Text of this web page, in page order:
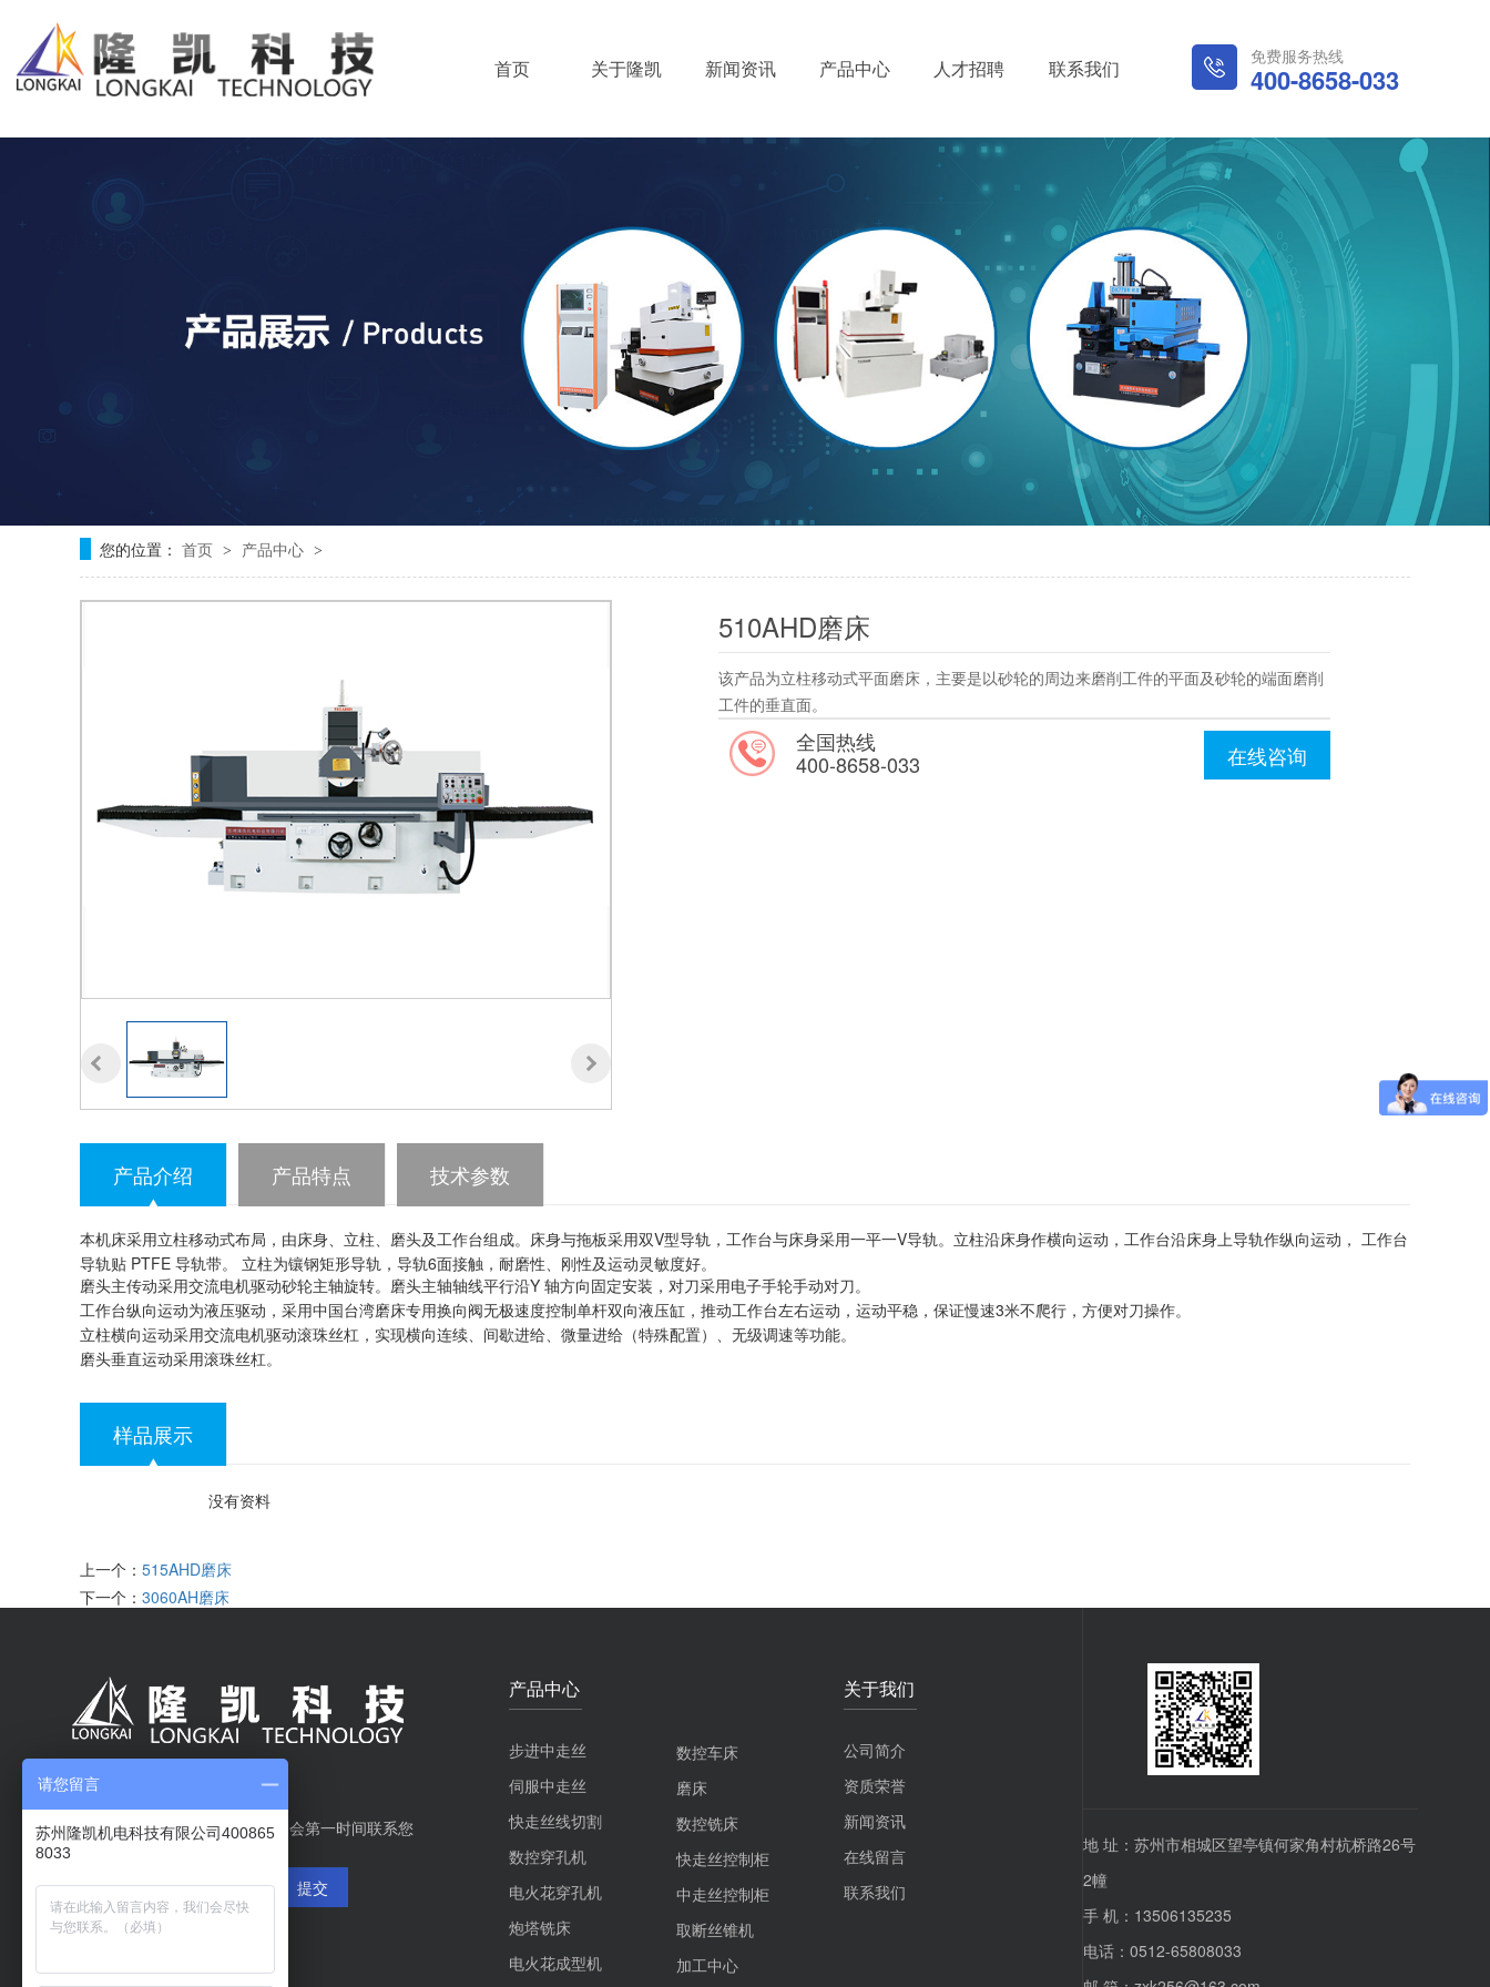
首页 关于隆凯 新闻资讯 产品中心 人才招聘 联系我们 免费服务热线
400-8658-033
您的位置： 首页 > 产品中心 >
510AHD磨床
该产品为立柱移动式平面磨床，主要是以砂轮的周边来磨削工件的平面及砂轮的端面磨削
工件的垂直面。
在线咨询
全国热线
400-8658-033
产品介绍 产品特点 技术参数
本机床采用立柱移动式布局，由床身、立柱、磨头及工作台组成。床身与拖板采用双V型导轨，工作台与床身采用一平一V导轨。立柱沿床身作横向运动，工作台沿床身上导轨作纵向运动， 工作台
导轨贴 PTFE 导轨带。 立柱为镶钢矩形导轨，导轨6面接触，耐磨性、刚性及运动灵敏度好。
磨头主传动采用交流电机驱动砂轮主轴旋转。磨头主轴轴线平行沿Y 轴方向固定安装，对刀采用电子手轮手动对刀。
工作台纵向运动为液压驱动，采用中国 台湾磨床专用换向阀无极速度控制单杆双向液压缸，推动工作台左右运动，运动平稳，保证慢速3米不爬行，方便对刀操作。
立柱横向运动采用交流电机驱动滚珠丝杠，实现横向连续、间歇进给、微量进给（特殊配置）、无级调速等功能。
磨头垂直运动采用滚珠丝杠。
样品展示
没有资料
上一个： 515AHD磨床
下一个： 3060AH磨床
在线留言
如有需求请留下联系方式，我们会第一时间联系您
提交
产品中心
步进中走丝
伺服中走丝
快走丝线切割
数控穿孔机
电火花穿孔机
炮塔铣床
电火花成型机
数控车床
磨床
数控铣床
快走丝控制柜
中走丝控制柜
取断丝锥机
加工中心
关于我们
公司简介
资质荣誉
新闻资讯
在线留言
联系我们
地 址：苏州市相城区望亭镇何家角村杭桥路26号
2幢
手 机：13506135235
电话：0512-65808033
请您留言
苏州隆凯机电科技有限公司400865
8033